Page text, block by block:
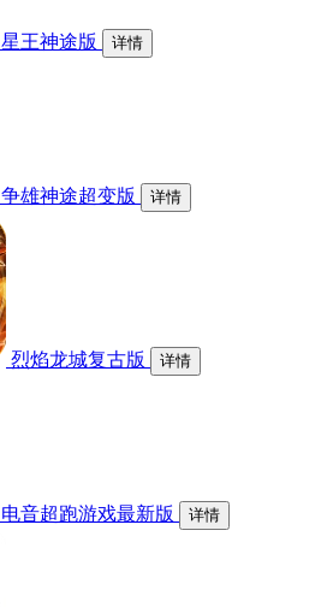
星王神途版 详情
争雄神途超变版 详情
烈焰龙城复古版 详情
电音超跑游戏最新版 详情